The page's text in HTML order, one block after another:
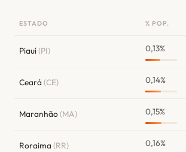
ESTADO % POP.
Piauí(PI) 0,13%
Ceará (CE) 0,14%
Maranhão(MA) 0,15%
Roraima (RR) 0,16%